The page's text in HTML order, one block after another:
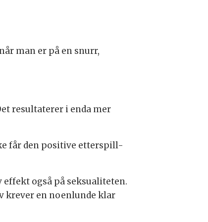
man er på en snurr,
resultaterer i enda mer
får den positive etterspill-
også på seksualiteten.
krever en noenlunde klar